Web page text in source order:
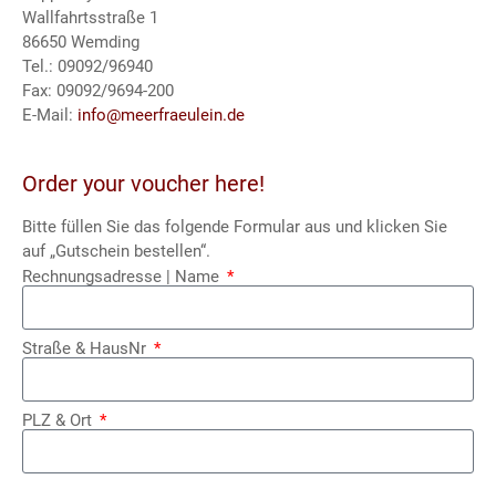
Wallfahrtsstraße 1
86650 Wemding
Tel.: 09092/96940
Fax: 09092/9694-200
E-Mail: info@meerfraeulein.de
Order your voucher here!
Bitte füllen Sie das folgende Formular aus und klicken Sie
auf „Gutschein bestellen“.
Rechnungsadresse | Name
Straße & HausNr
PLZ & Ort